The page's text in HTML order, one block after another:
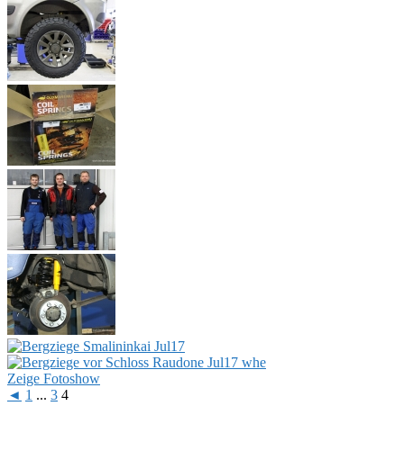
Zeige Fotoshow
◄ 1 ... 3 4